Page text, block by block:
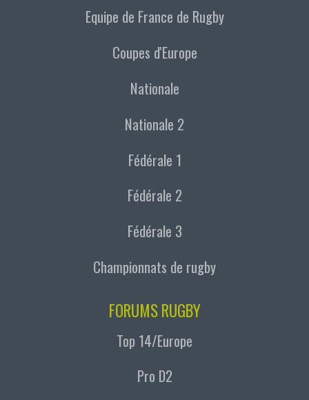
Equipe de France de Rugby
Coupes d'Europe
Nationale
Nationale 2
Fédérale 1
Fédérale 2
Fédérale 3
Championnats de rugby
FORUMS RUGBY
Top 14/Europe
Pro D2